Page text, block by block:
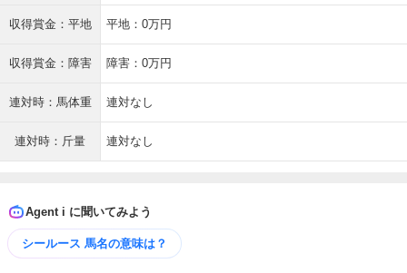
収得賞金：平地 平地：0万円
収得賞金：障害 障害：0万円
連対時：馬体重 連対なし
連対時：斤量 連対なし
Agent i に聞いてみよう
シールース 馬名の意味は？